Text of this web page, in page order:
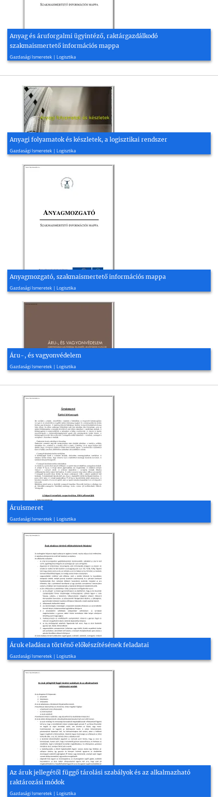
Anyag és áruforgalmi ügyintéző, raktárgazdálkodó
szakmaismertető információs mappa
Gazdasági Ismeretek | Logisztika
2008, 8 oldal
Anyagi folyamatok és készletek, a logisztikai rendszer
Gazdasági Ismeretek | Logisztika
2008, 27 oldal
Anyagmozgató, szakmaismertető információs mappa
Gazdasági Ismeretek | Logisztika
2008, 9 oldal
Áru-, és vagyonvédelem
Gazdasági Ismeretek | Logisztika
2016, 30 oldal
Áruismeret
Gazdasági Ismeretek | Logisztika
2004, 10 oldal
Áruk eladásra történő előkészítésének feladatai
Gazdasági Ismeretek | Logisztika
2008, 1 oldal
Az áruk jellegétől függő tárolási szabályok és az alkalmazható
raktározási módok
Gazdasági Ismeretek | Logisztika
2008, 2 oldal